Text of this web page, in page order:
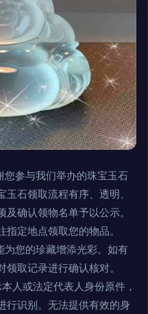
参与我们举办的珠宝玉石
石领取流程有序、透明、
确认领物名单予以公示。
定地点领取您的物品。
您的珍藏增添光彩。如有
取记录进行确认核对。
人或法定代表人身份原件，
行识别。无法提供有效的身